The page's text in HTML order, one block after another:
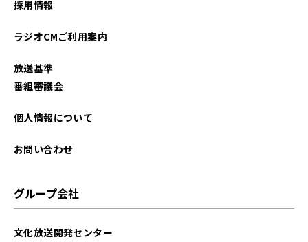
採用情報
ラジオCMご利用案内
放送基準
番組審議会
個人情報について
お問い合わせ
グループ会社
文化放送開発センター